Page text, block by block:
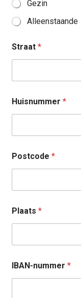
Gezin
Alleenstaande
Straat*
Huisnummer*
Postcode*
Plaats*
IBAN-nummer*